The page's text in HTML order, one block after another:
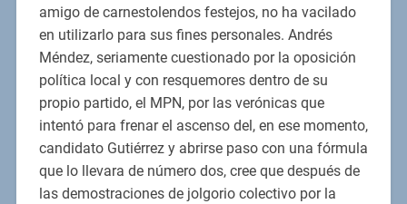
amigo de carnestolendos festejos, no ha vacilado
en utilizarlo para sus fines personales. Andrés
Méndez, seriamente cuestionado por la oposición
política local y con resquemores dentro de su
propio partido, el MPN, por las verónicas que
intentó para frenar el ascenso del, en ese momento,
candidato Gutiérrez y abrirse paso con una fórmula
que lo llevara de número dos, cree que después de
las demostraciones de jolgorio colectivo por la